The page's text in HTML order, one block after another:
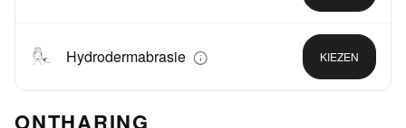
Hydrodermabrasie KIEZEN
ONTHARING